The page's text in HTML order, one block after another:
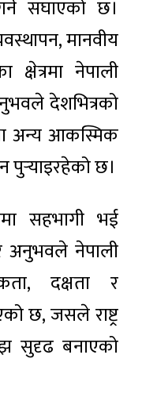
सघाएको छ।
मानवीय
क्षेत्रमा नेपाली
देशभित्रको
अन्य आकस्मिक
पुर्‍याइरहेको छ।
सहभागी भई
अनुभवले नेपाली
दक्षता र
छ, जसले राष्ट्र
सुदृढ बनाएको